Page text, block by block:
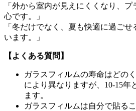
「外から室内が見えにくくなり、
心です。」
「冬だけでなく、夏も快適に過ご
います。」
【よくある質問】
ガラスフィルムの寿命はど
により異なりますが、10-15年
ます。
ガラスフィルムは自分で貼